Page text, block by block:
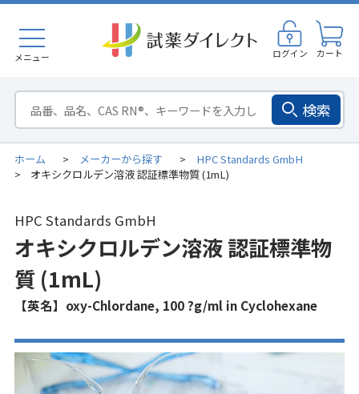
メニュー ログイン カート
検索
ホーム > メーカーから探す > HPC Standards GmbH
> オキシクロルデン溶液 認証標準物質 (1mL)
HPC Standards GmbH
オキシクロルデン溶液 認証標準物
質 (1mL)
【英名】oxy-Chlordane, 100 ?g/ml in Cyclohexane